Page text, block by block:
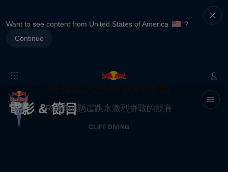
Want to see content from United States of America
?
Continue
電影 & 節目Red Bull懸崖跳水激烈拼戰的競賽
CLIFF DIVING